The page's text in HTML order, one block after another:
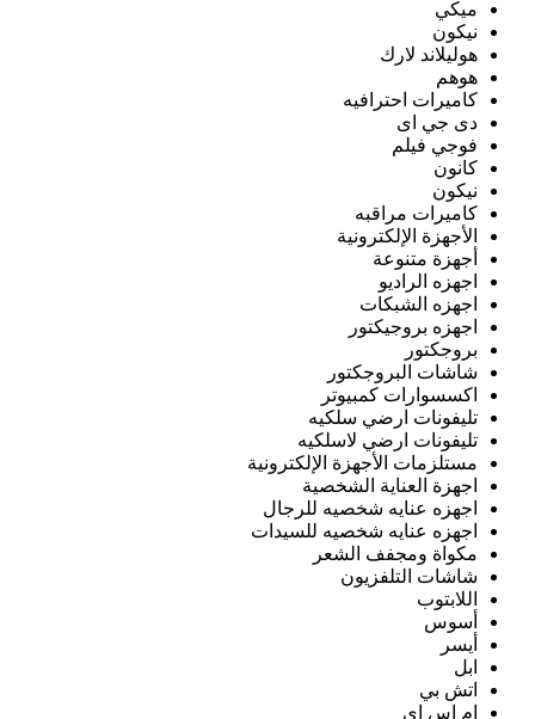
ميكي
نيكون
هوليلاند لارك
هوهم
كاميرات احترافيه
دى جي اى
فوجي فيلم
كانون
نيكون
كاميرات مراقبه
الأجهزة الإلكترونية
أجهزة متنوعة
اجهزه الراديو
اجهزه الشبكات
اجهزه بروجيكتور
بروجكتور
شاشات البروجكتور
اكسسوارات كمبيوتر
تليفونات ارضي سلكيه
تليفونات ارضي لاسلكيه
مستلزمات الأجهزة الإلكترونية
اجهزة العناية الشخصية
اجهزه عنايه شخصيه للرجال
اجهزه عنايه شخصيه للسيدات
مكواة ومجفف الشعر
شاشات التلفزيون
اللابتوب
أسوس
أيسر
ابل
اتش بي
ام اس اي